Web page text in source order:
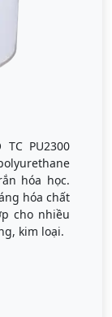
PU2300
hóa học.
hóa chất
cho nhiều
kim loại.